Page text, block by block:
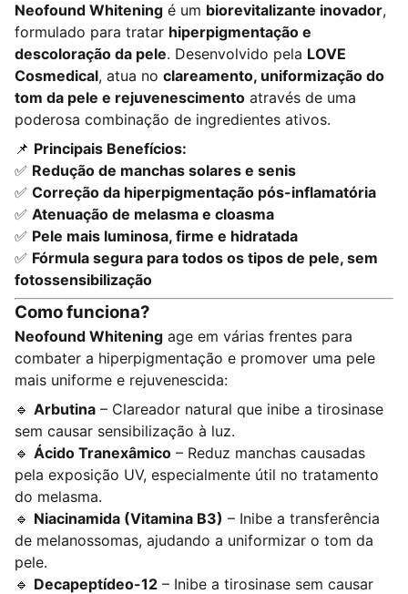
Neofound Whitening é um biorevitalizante inovador,
formulado para tratar hiperpigmentação e
descoloração da pele. Desenvolvido pela LOVE
Cosmedical, atua no clareamento, uniformização do
tom da pele e rejuvenescimento através de uma
poderosa combinação de ingredientes ativos.
📌 Principais Benefícios:
✅ Redução de manchas solares e senis
✅ Correção da hiperpigmentação pós-inflamatória
✅ Atenuação de melasma e cloasma
✅ Pele mais luminosa, firme e hidratada
✅ Fórmula segura para todos os tipos de pele, sem
fotossensibilização
Como funciona?
Neofound Whitening age em várias frentes para
combater a hiperpigmentação e promover uma pele
mais uniforme e rejuvenescida:
🔹 Arbutina – Clareador natural que inibe a tirosinase
sem causar sensibilização à luz.
🔹 Ácido Tranexâmico – Reduz manchas causadas
pela exposição UV, especialmente útil no tratamento
do melasma.
🔹 Niacinamida (Vitamina B3) – Inibe a transferência
de melanossomas, ajudando a uniformizar o tom da
pele.
🔹 Decapeptídeo-12 – Inibe a tirosinase sem causar